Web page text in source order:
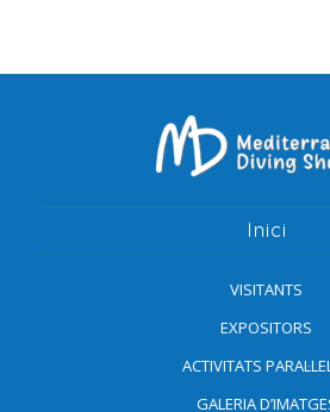
Inici
VISITANTS
EXPOSITORS
ACTIVITATS
GALERIA